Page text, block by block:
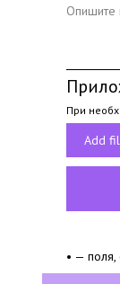
При
Add
• — поля,